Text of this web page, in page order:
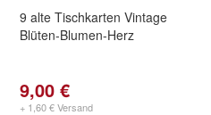
9 alte Tischkarten Vintage
Blüten-Blumen-Herz
9,00 €
+ 1,60 € Versand